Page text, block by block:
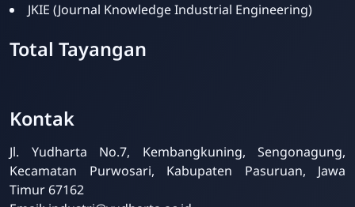
JKIE (Journal Knowledge Industrial Engineering)
Total Tayangan
Kontak
Jl. Yudharta No.7, Kembangkuning, Sengonagung,
Kecamatan Purwosari, Kabupaten Pasuruan, Jawa
Timur 67162